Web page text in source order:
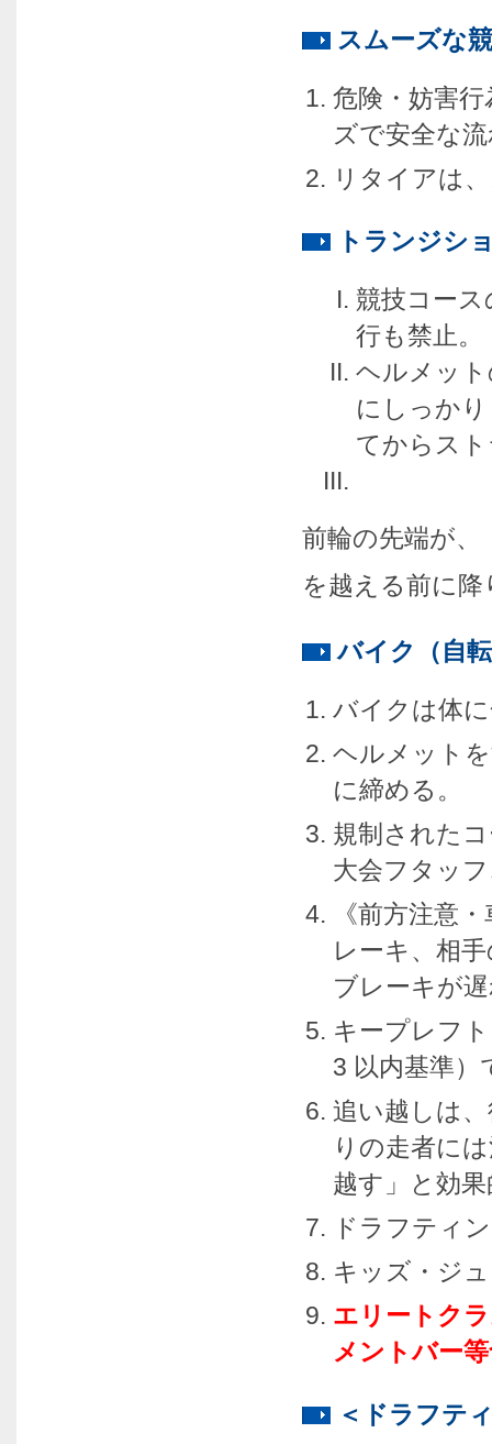
スムーズな
危険・妨害
ズで安全な
リタイアは
トランジシ
競技コー
行も禁止。
ヘルメッ
にしっか
てからス
前輪の先端が、
を越える前に降
バイク（自
バイクは体
ヘルメット
に締める。
規制された
大会フタッ
《前方注意
レーキ、相
ブレーキが
キープレフ
3 以内基準）
追い越しは
りの走者に
越す」と効
ドラフティ
キッズ・ジ
エリートク
メントバー
＜ドラフテ